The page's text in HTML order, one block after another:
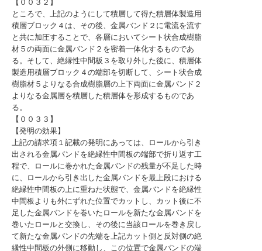
【００３２】
ところで、上記のようにして積層して得た積層体製造用
積層ブロック４は、その後、金属バンド２に電流を流す
と共に加圧することで、各層においてシート状合成樹脂
材５の両面に金属バンド２を密着一体化するものであ
る。そして、絶縁性中間板３を取り外した後に、積層体
製造用積層ブロック４の端部を切断して、シート状合成
樹脂材５よりなる合成樹脂層の上下両面に金属バンド２
よりなる金属層を積層した積層体を形成するものであ
る。
【００３３】
【発明の効果】
上記の請求項１記載の発明にあっては、ロールから引き
出される金属バンドを絶縁性中間板の端部で折り返す工
程で、ロールに巻かれた金属バンドの残量が不足した時
に、ロールから引き出した金属バンドを最上段における
絶縁性中間板の上に重ねた状態で、金属バンドを絶縁性
中間板よりも外にずれた位置でカットし、カット後に不
足した金属バンドを巻いたロールを新たな金属バンドを
巻いたロールと交換し、その後に当該ロールを巻き戻し
て新たな金属バンドの先端を上記カット側と反対側の絶
縁性中間板の外側に移動し、この位置で金属バンドの端